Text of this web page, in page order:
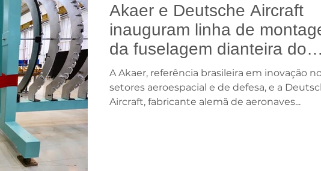
Akaer e Deutsche Aircraft
inauguram linha de
da fuselagem dianteira do
D328eco no Brasil
A Akaer, referência brasileira em inovação
setores aeroespacial e de defesa, e a
Aircraft, fabricante alemã de aeronaves...